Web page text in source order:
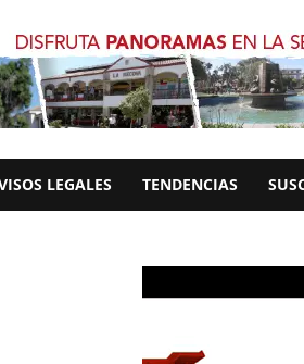
LEGALES TENDENCIAS